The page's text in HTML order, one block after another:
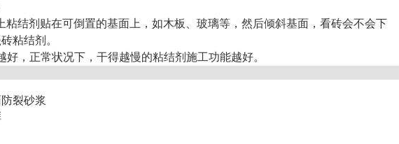
结剂贴在可倒置的基面上，如木板、玻璃等，然后倾斜基面，看砖会不会下
粘结剂。
，正常状况下，干得越慢的粘结剂施工功能越好。
裂砂浆